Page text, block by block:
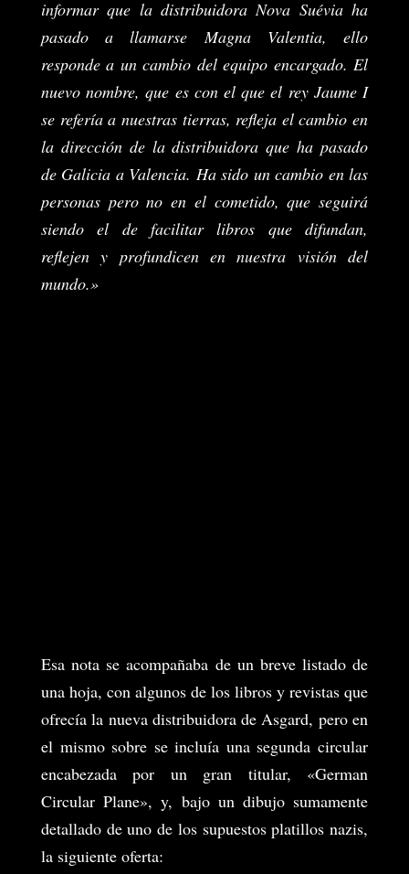
informar que la distribuidora Nova Suévia ha
pasado a llamarse Magna Valentia, ello
responde a un cambio del equipo encargado. El
nuevo nombre, que es con el que el rey Jaume I
se refería a nuestras tierras, refleja el cambio en
la dirección de la distribuidora que ha pasado
de Galicia a Valencia. Ha sido un cambio en las
personas pero no en el cometido, que seguirá
siendo el de facilitar libros que difundan,
reflejen y profundicen en nuestra visión del
mundo.»
Esa nota se acompañaba de un breve listado de
una hoja, con algunos de los libros y revistas que
ofrecía la nueva distribuidora de Asgard, pero en
el mismo sobre se incluía una segunda circular
encabezada por un gran titular, «German
Circular Plane», y, bajo un dibujo sumamente
detallado de uno de los supuestos platillos nazis,
la siguiente oferta: